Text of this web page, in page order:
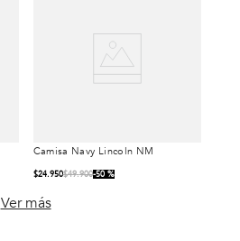
Camisa Navy Lincoln NM
$24.950$49.900 50 %
Ver más